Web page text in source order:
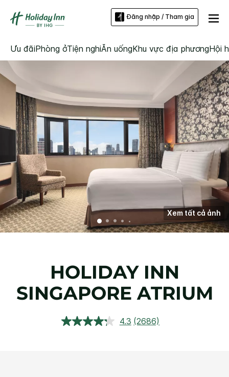
Đăng nhập / Tham gia
Ưu đãiPhòng ởTiện nghiĂn uốngKhu vực địa phươngHội
Xem tất cả ảnh
HOLIDAY INN
SINGAPORE ATRIUM
4.3 Đọc
(2686)